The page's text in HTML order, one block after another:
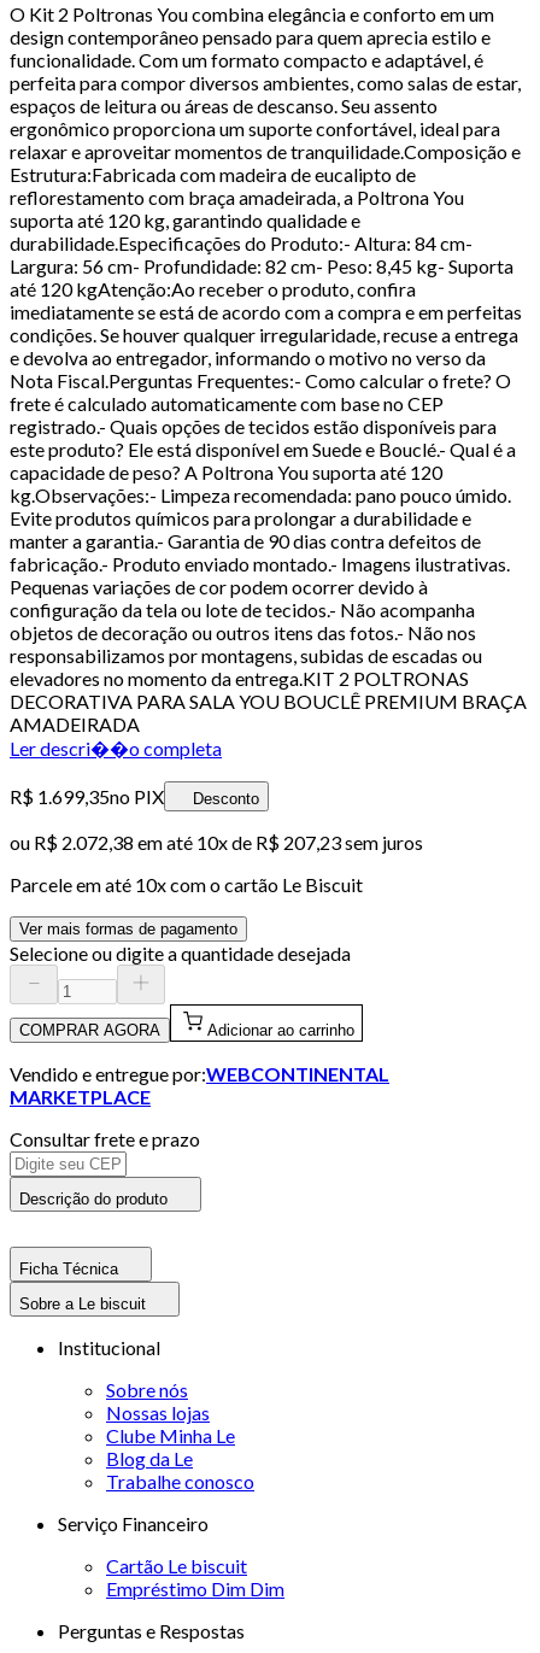
O Kit 2 Poltronas You combina elegância e conforto em um
design contemporâneo pensado para quem aprecia estilo e
funcionalidade. Com um formato compacto e adaptável, é
perfeita para compor diversos ambientes, como salas de estar,
espaços de leitura ou áreas de descanso. Seu assento
ergonômico proporciona um suporte confortável, ideal para
relaxar e aproveitar momentos de tranquilidade.Composição e
Estrutura:Fabricada com madeira de eucalipto de
reflorestamento com braça amadeirada, a Poltrona You
suporta até 120 kg, garantindo qualidade e
durabilidade.Especificações do Produto:- Altura: 84 cm-
Largura: 56 cm- Profundidade: 82 cm- Peso: 8,45 kg- Suporta
até 120 kgAtenção:Ao receber o produto, confira
imediatamente se está de acordo com a compra e em perfeitas
condições. Se houver qualquer irregularidade, recuse a entrega
e devolva ao entregador, informando o motivo no verso da
Nota Fiscal.Perguntas Frequentes:- Como calcular o frete? O
frete é calculado automaticamente com base no CEP
registrado.- Quais opções de tecidos estão disponíveis para
este produto? Ele está disponível em Suede e Bouclé.- Qual é a
capacidade de peso? A Poltrona You suporta até 120
kg.Observações:- Limpeza recomendada: pano pouco úmido.
Evite produtos químicos para prolongar a durabilidade e
manter a garantia.- Garantia de 90 dias contra defeitos de
fabricação.- Produto enviado montado.- Imagens ilustrativas.
Pequenas variações de cor podem ocorrer devido à
configuração da tela ou lote de tecidos.- Não acompanha
objetos de decoração ou outros itens das fotos.- Não nos
responsabilizamos por montagens, subidas de escadas ou
elevadores no momento da entrega.KIT 2 POLTRONAS
DECORATIVA PARA SALA YOU BOUCLÊ PREMIUM BRAÇA
AMADEIRADA
Ler descri��o completa
R$ 1.699,35no PIX Desconto
ou R$ 2.072,38 em até 10x de R$ 207,23 sem juros
Parcele em até 10x com o cartão Le Biscuit
Ver mais formas de pagamento
Selecione ou digite a quantidade desejada
COMPRAR AGORA Adicionar ao carrinho
Vendido e entregue por:WEBCONTINENTAL
MARKETPLACE
Consultar frete e prazo
Descrição do produto
Ficha Técnica
Sobre a Le biscuit
Institucional
Sobre nós
Nossas lojas
Clube Minha Le
Blog da Le
Trabalhe conosco
Serviço Financeiro
Cartão Le biscuit
Empréstimo Dim Dim
Perguntas e Respostas